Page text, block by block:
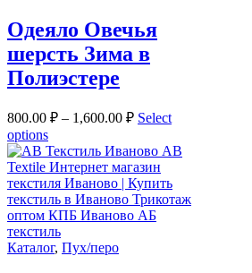
Одеяло Овечья
шерсть Зима в
Полиэстере
800.00 ₽ – 1,600.00 ₽ Select
options
Каталог, Пух/перо